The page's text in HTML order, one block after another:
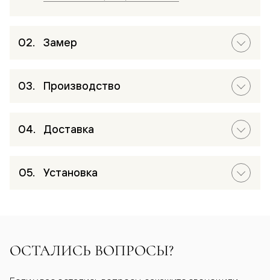
Замер
Производство
Доставка
Установка
ОСТАЛИСЬ ВОПРОСЫ?